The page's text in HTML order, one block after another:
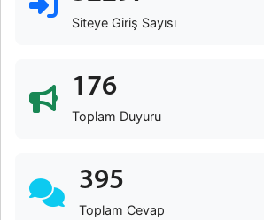
Siteye Giriş Sayısı
176
Toplam Duyuru
395
Toplam Cevap